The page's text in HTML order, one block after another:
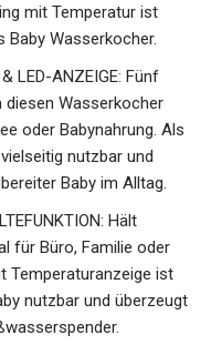
mit Temperatur ist
Baby Wasserkocher.
LED-ANZEIGE: Fünf
diesen Wasserkocher
oder Babynahrung. Als
nutzbar und
Baby im Alltag.
Hält
für Büro, Familie oder
Temperaturanzeige ist
nutzbar und überzeugt